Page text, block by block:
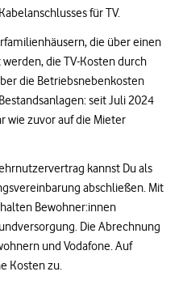
für TV.
die über einen
die TV-Kosten durch
die Betriebsnebenkosten
seit Juli 2024
wie zuvor auf die Mieter
kannst Du als
abschließen. Mit
Bewohner:innen
Die Abrechnung
und Vodafone. Auf
Kosten zu.